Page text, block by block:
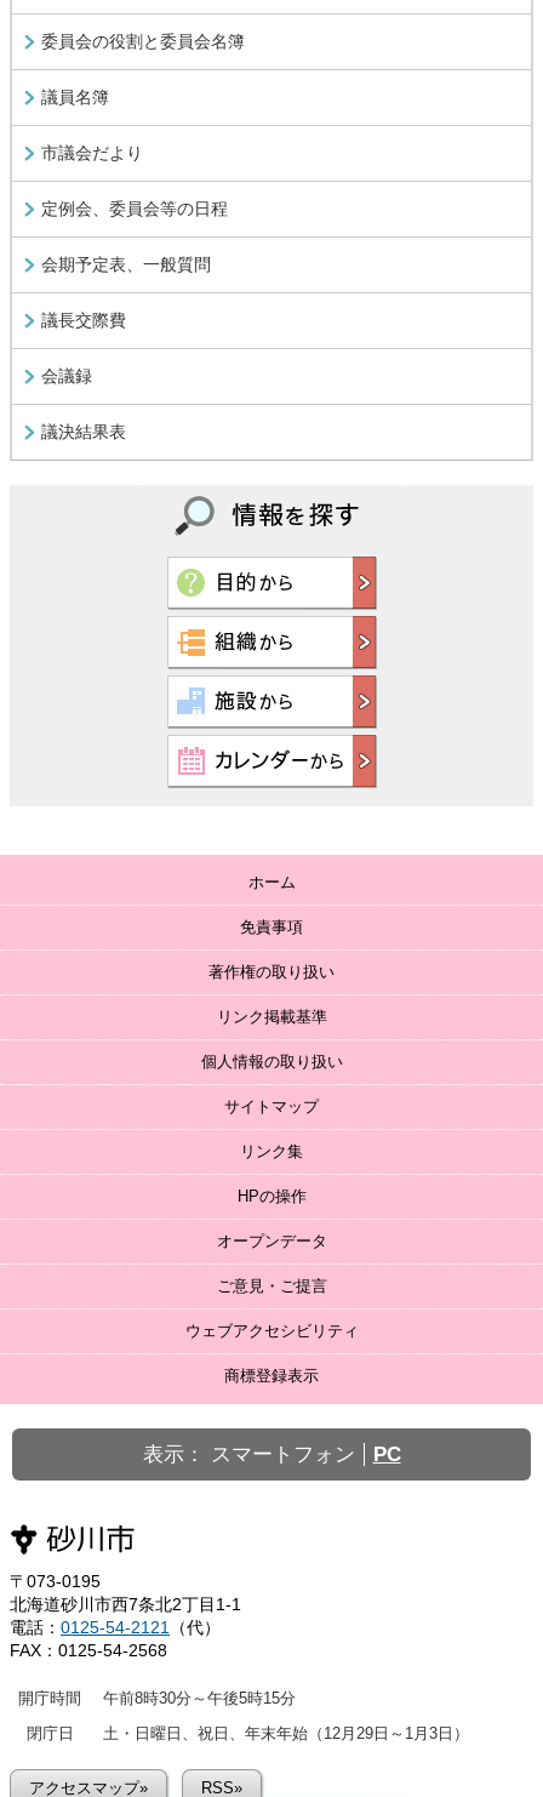
委員会の役割と委員会名簿
議員名簿
市議会だより
定例会、委員会等の日程
会期予定表、一般質問
議長交際費
会議録
議決結果表
ホーム
免責事項
著作権の取り扱い
リンク掲載基準
個人情報の取り扱い
サイトマップ
リンク集
HPの操作
オープンデータ
ご意見・ご提言
ウェブアクセシビリティ
商標登録表示
表示： スマートフォン PC
〒073-0195
北海道砂川市西7条北2丁目1-1
電話： 0125-54-2121
（代）
FAX：0125-54-2568
開庁時間
午前8時30分～午後5時15分
閉庁日
土・日曜日、祝日、年末年始（12月29日～1月3日）
アクセスマップ» RSS»